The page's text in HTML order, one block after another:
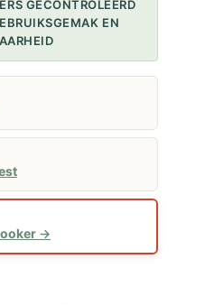
GECONTROLEERD
EN